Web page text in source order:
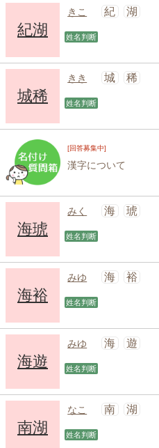
紀湖
きこ 紀 湖
姓名判断
城稀
きき 城 稀
姓名判断
[回答募集中]
漢字について
海琥
みく 海 琥
姓名判断
海裕
みゆ 海 裕
姓名判断
海遊
みゆ 海 遊
姓名判断
南湖
なこ 南 湖
姓名判断